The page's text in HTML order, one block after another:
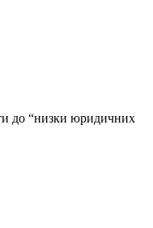
до “низки юридичних